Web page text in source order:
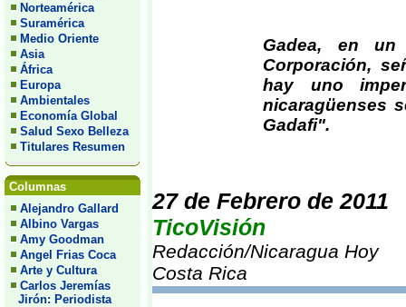
Norteamérica
Suramérica
Medio Oriente
Asia
África
Europa
Ambientales
Economía Global
Salud Sexo Belleza
Titulares Resumen
Columnas
Alejandro Gallard
Albino Vargas
Amy Goodman
Angel Frias Coca
Arte y Cultura
Carlos Jeremías
Jirón: Periodista
Gadea, en
Corporación,
hay uno
nicaragüenses
Gadafi".
27 de Febrero de 2011
TicoVisión
Redacción/Nicaragua Hoy
Costa Rica